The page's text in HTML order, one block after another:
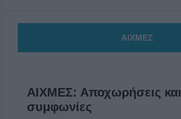
ΑΙΧΜΕΣ
ΑΙΧΜΕΣ: Αποχωρήσεις και
συμφωνίες